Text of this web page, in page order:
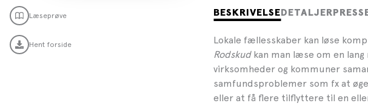
Læseprøve
Hent forside
BESKRIVELSE DETALJER
Lokale fællesskaber kan løse
Rodskudkan man læse om en
virksomheder og kommuner
samfundsproblemer som fx at
eller at få flere tilflyttere til en